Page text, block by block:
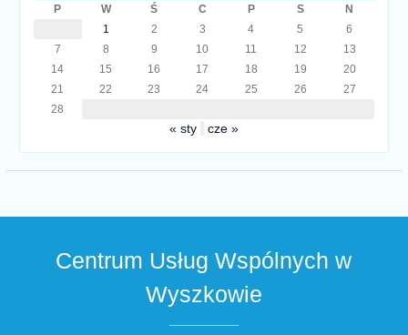
P W Ś C P S
N
1
2 3 4 5
6
7
8 9 10 11 12
13
14
15 16 17 18 19
20
21
22 23 24 25 26
27
28
« sty cze »
Centrum Usług Wspólnych w
Wyszkowie